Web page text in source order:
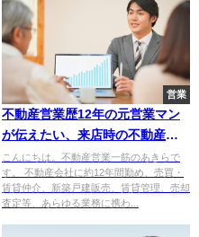
営業
不動産営業歴12年の元営業マン
が伝えたい、来店時の不動産売
買接客ノウハウ5選
こんにちは。不動産営業一筋のあきらで
す。 不動産会社に約12年間勤め、売買・
賃貸仲介、新築戸建販売、賃貸管理、売却
査定等、あらゆる業務に携わ...